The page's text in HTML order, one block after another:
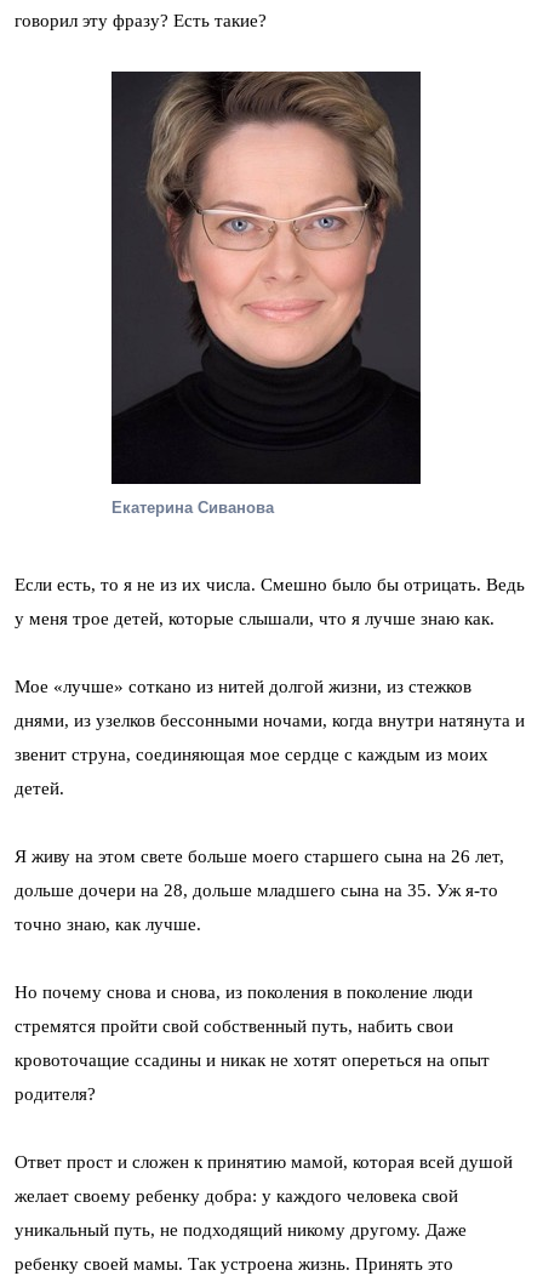
говорил эту фразу? Есть такие?
Екатерина Сиванова
Если есть, то я не из их числа. Смешно было бы отрицать. Ведь
у меня трое детей, которые слышали, что я лучше знаю как.
Мое «лучше» соткано из нитей долгой жизни, из стежков
днями, из узелков бессонными ночами, когда внутри натянута и
звенит струна, соединяющая мое сердце с каждым из моих
детей.
Я живу на этом свете больше моего старшего сына на 26 лет,
дольше дочери на 28, дольше младшего сына на 35. Уж я-то
точно знаю, как лучше.
Но почему снова и снова, из поколения в поколение люди
стремятся пройти свой собственный путь, набить свои
кровоточащие ссадины и никак не хотят опереться на опыт
родителя?
Ответ прост и сложен к принятию мамой, которая всей душой
желает своему ребенку добра: у каждого человека свой
уникальный путь, не подходящий никому другому. Даже
ребенку своей мамы. Так устроена жизнь. Принять это